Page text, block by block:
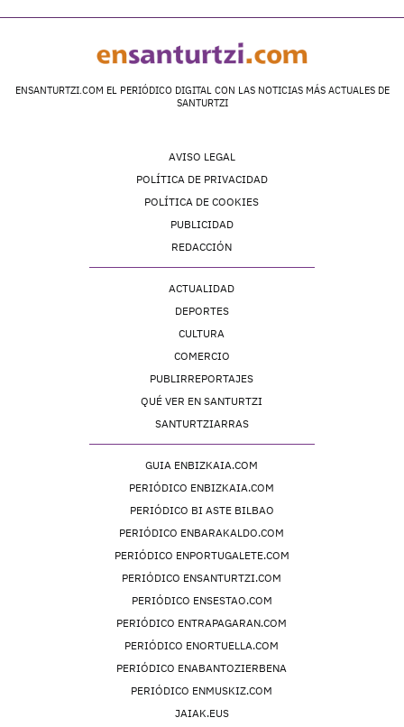
ENSANTURTZI.COM EL PERIÓDICO DIGITAL CON LAS NOTICIAS MÁS ACTUALES DE
SANTURTZI
AVISO LEGAL
POLÍTICA DE PRIVACIDAD
POLÍTICA DE COOKIES
PUBLICIDAD
REDACCIÓN
ACTUALIDAD
DEPORTES
CULTURA
COMERCIO
PUBLIRREPORTAJES
QUÉ VER EN SANTURTZI
SANTURTZIARRAS
GUIA ENBIZKAIA.COM
PERIÓDICO ENBIZKAIA.COM
PERIÓDICO BI ASTE BILBAO
PERIÓDICO ENBARAKALDO.COM
PERIÓDICO ENPORTUGALETE.COM
PERIÓDICO ENSANTURTZI.COM
PERIÓDICO ENSESTAO.COM
PERIÓDICO ENTRAPAGARAN.COM
PERIÓDICO ENORTUELLA.COM
PERIÓDICO ENABANTOZIERBENA
PERIÓDICO ENMUSKIZ.COM
JAIAK.EUS